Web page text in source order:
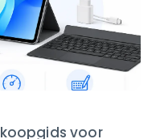
voor